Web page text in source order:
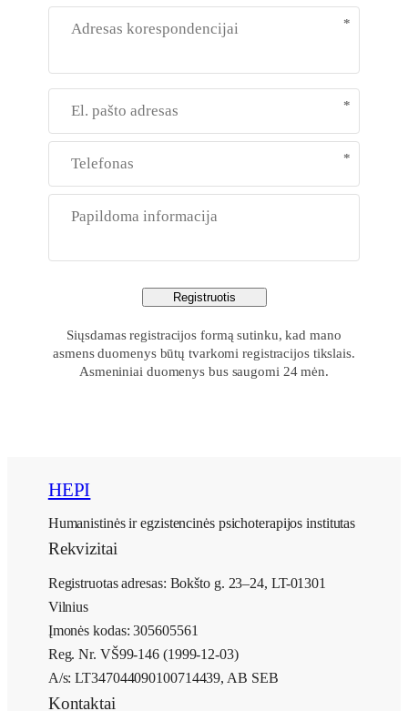
pareigos
*
adresas
*
*
informacija
Siųsdamas registracijos formą sutinku, kad mano
asmens duomenys būtų tvarkomi registracijos tikslais.
Asmeniniai duomenys bus saugomi 24 mėn.
HEPI
Humanistinės ir egzistencinės psichoterapijos institutas
Rekvizitai
Registruotas adresas: Bokšto g. 23–24, LT-01301
Vilnius
Įmonės kodas: 305605561
Reg. Nr. VŠ99-146 (1999-12-03)
A/s: LT347044090100714439, AB SEB
Kontaktai